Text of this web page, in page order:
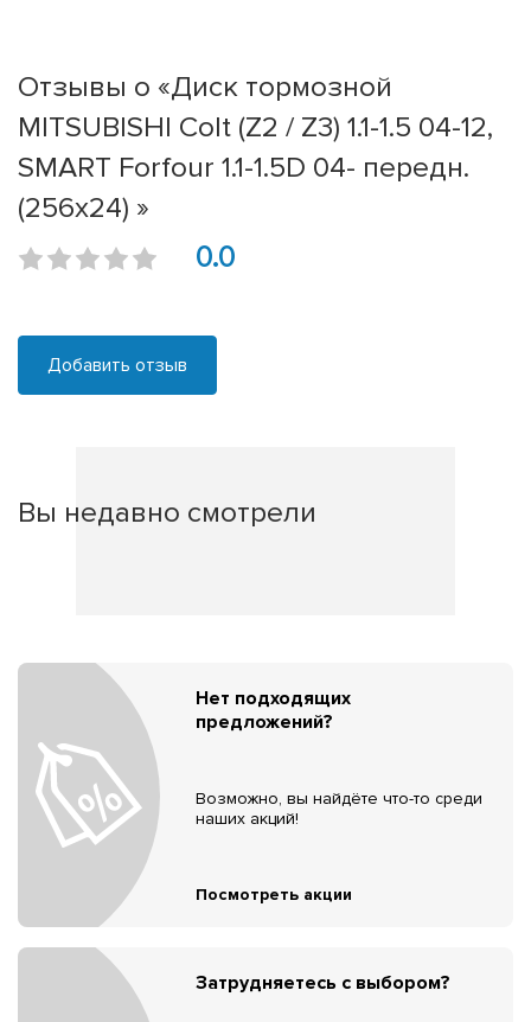
Отзывы о «Диск тормозной
MITSUBISHI Colt (Z2 / Z3) 1.1-1.5 04-12,
SMART Forfour 1.1-1.5D 04- передн.
(256x24) »
0.0
Добавить отзыв
Вы недавно смотрели
Нет подходящих
предложений?
Возможно, вы найдёте что-то среди
наших акций!
Посмотреть акции
Затрудняетесь с выбором?